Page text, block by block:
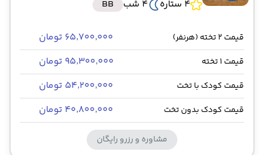
4 ستاره
4 شب BB
قیمت 2 تخته (هرنفر) ۶۵٬۷۰۰٬۰۰۰ تومان
قیمت 1 تخته ۹۵٬۳۰۰٬۰۰۰ تومان
قیمت کودک با تخت ۵۴٬۲۰۰٬۰۰۰ تومان
قیمت کودک بدون تخت ۴۰٬۸۰۰٬۰۰۰ تومان
مشاوره و رزرو رایگان